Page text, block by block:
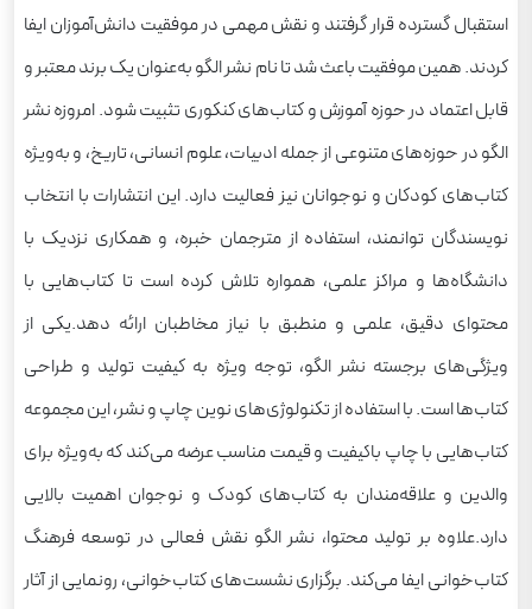
استقبال گسترده قرار گرفتند و نقش مهمی در موفقیت دانش‌آموزان ایفا
کردند. همین موفقیت باعث شد تا نام نشر الگو به‌عنوان یک برند معتبر و
قابل اعتماد در حوزه آموزش و کتاب‌های کنکوری تثبیت شود. امروزه نشر
الگو در حوزه‌های متنوعی از جمله ادبیات، علوم انسانی، تاریخ، و به‌ویژه
کتاب‌های کودکان و نوجوانان نیز فعالیت دارد. این انتشارات با انتخاب
نویسندگان توانمند، استفاده از مترجمان خبره، و همکاری نزدیک با
دانشگاه‌ها و مراکز علمی، همواره تلاش کرده است تا کتاب‌هایی با
محتوای دقیق، علمی و منطبق با نیاز مخاطبان ارائه دهد.یکی از
ویژگی‌های برجسته نشر الگو، توجه ویژه به کیفیت تولید و طراحی
کتاب‌ها است. با استفاده از تکنولوژی‌های نوین چاپ و نشر، این مجموعه
کتاب‌هایی با چاپ باکیفیت و قیمت مناسب عرضه می‌کند که به‌ویژه برای
والدین و علاقه‌مندان به کتاب‌های کودک و نوجوان اهمیت بالایی
دارد.علاوه بر تولید محتوا، نشر الگو نقش فعالی در توسعه فرهنگ
کتاب‌خوانی ایفا می‌کند. برگزاری نشست‌های کتاب‌خوانی، رونمایی از آثار